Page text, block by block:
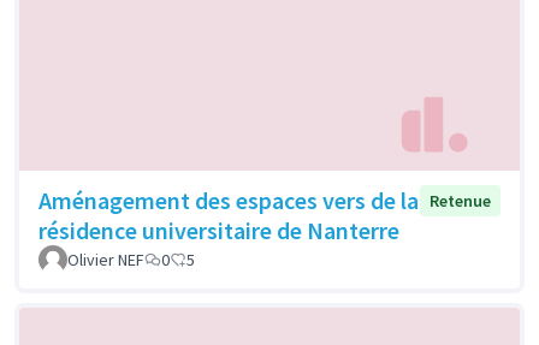
Aménagement des espaces vers de la
résidence universitaire de Nanterre
Retenue
Olivier NEF 0 5